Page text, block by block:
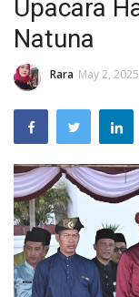
Karir
Kontak
Kepri
NASIONAL
INTERNASIONAL
TRAVEL
Upacara
Natuna
Rara May 2,